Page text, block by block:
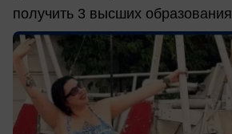
получить 3 высших образования